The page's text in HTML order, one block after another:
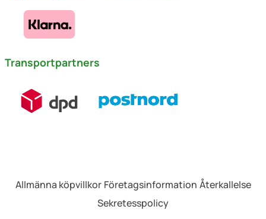
Transportpartners
Allmänna köpvillkor Företagsinformation Återkallelse
Sekretesspolicy